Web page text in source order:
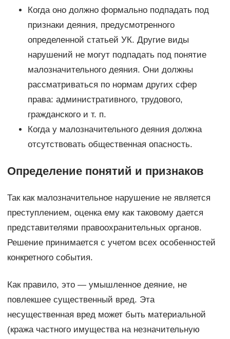
Когда оно должно формально подпадать под
признаки деяния, предусмотренного
определенной статьей УК. Другие виды
нарушений не могут подпадать под понятие
малозначительного деяния. Они должны
рассматриваться по нормам других сфер
права: административного, трудового,
гражданского и т. п.
Когда у малозначительного деяния должна
отсутствовать общественная опасность.
Определение понятий и признаков
Так как малозначительное нарушение не является
преступлением, оценка ему как таковому дается
представителями правоохранительных органов.
Решение принимается с учетом всех особенностей
конкретного события.
Как правило, это — умышленное деяние, не
повлекшее существенный вред. Эта
несущественная вред может быть материальной
(кража частного имущества на незначительную